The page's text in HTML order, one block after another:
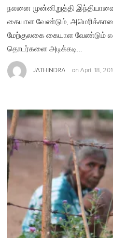
நலனை முன்னிறுத்தி
கையாள வேண்டும்,
மேற்குலகை கையாள வேண்டும்
தொடர்களை அடிக்கடி…
JATHINDRA on April 18,